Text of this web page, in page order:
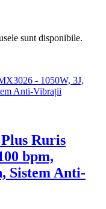
sunt disponibile.
Ruris
bpm,
Sistem Anti-